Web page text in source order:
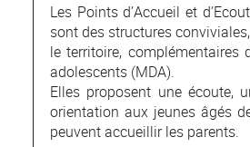
Les Points d’Accueil et
sont des structures
le territoire, complémentaires
adolescents (MDA).
Elles proposent une écoute,
orientation aux jeunes âgés
peuvent accueillir les parents.